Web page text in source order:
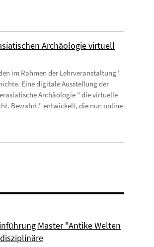
Archäologie virtuell
im Rahmen der Lehrveranstaltung "
Eine digitale Ausstellung der
Archäologie " die virtuelle
Bewahrt." entwickelt, die nun online
Master "Antike Welten